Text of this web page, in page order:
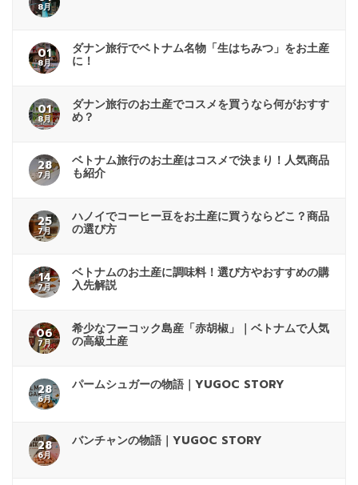
8月
01
8月
ダナン旅行でベトナム名物「生はちみつ」をお土産
に！
01
8月
ダナン旅行のお土産でコスメを買うなら何がおすす
め？
28
7月
ベトナム旅行のお土産はコスメで決まり！人気商品
も紹介
25
7月
ハノイでコーヒー豆をお土産に買うならどこ？商品
の選び方
14
7月
ベトナムのお土産に調味料！選び方やおすすめの購
入先解説
06
7月
希少なフーコック島産「赤胡椒」｜ベトナムで人気
の高級土産
28
6月
パームシュガーの物語｜YUGOC STORY
28
6月
バンチャンの物語｜YUGOC STORY